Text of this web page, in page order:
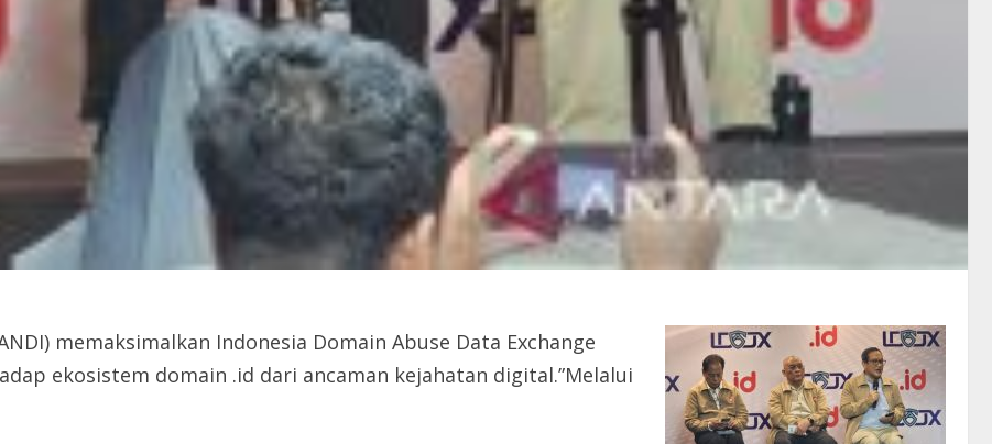
memaksimalkan Indonesia Domain Abuse Data Exchange
ekosistem domain .id dari ancaman kejahatan digital.”Melalui